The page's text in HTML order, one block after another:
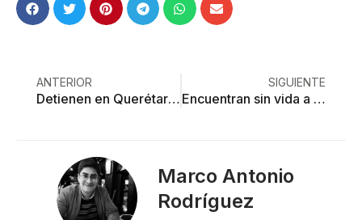
ANTERIOR
Detienen en Querétaro a feminicida mexiquense
SIGUIENTE
Encuentran sin vida a Mireya Berenice tras un mes desaparecida
Marco Antonio
Rodríguez